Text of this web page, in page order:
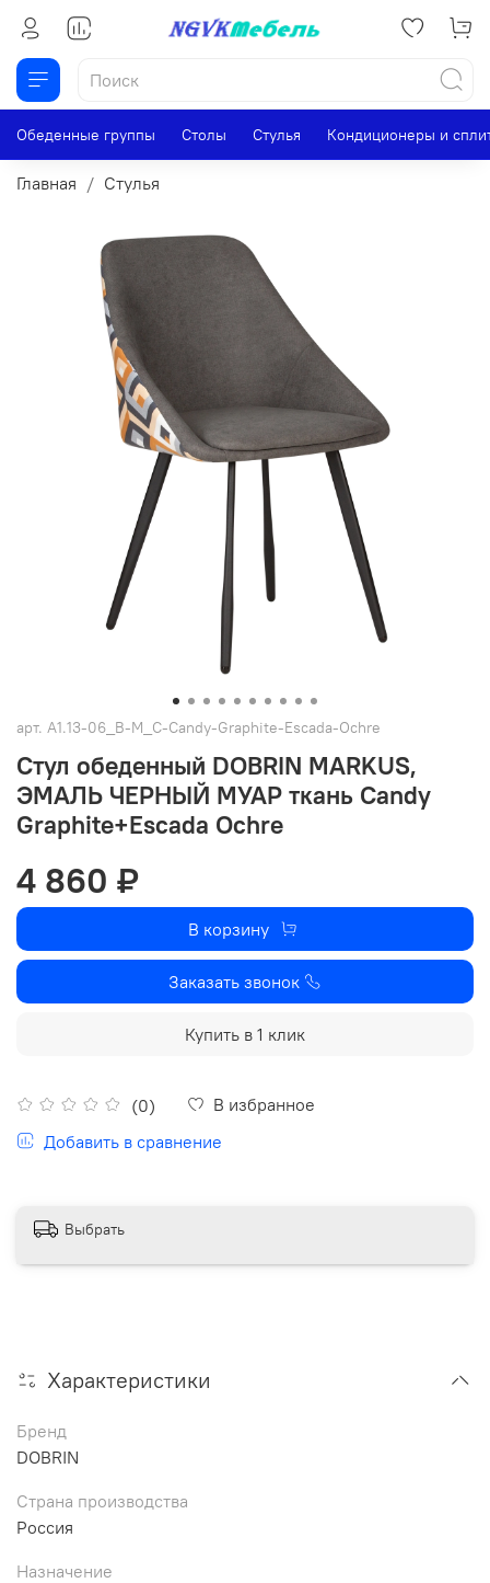
Обеденные группы Столы Стулья Кондиционеры и
Главная Стулья
арт. A1.13-06_B-M_C-Candy-Graphite-Escada-Ochre
Стул обеденный DOBRIN MARKUS,
ЭМАЛЬ ЧЕРНЫЙ МУАР ткань Candy
Graphite+Escada Ochre
(0)
В избранное
Добавить в сравнение
4 860 ₽
В корзину
Заказать звонок
Купить в 1 клик
Выбрать
Характеристики
Бренд
DOBRIN
Страна производства
Россия
Назначение